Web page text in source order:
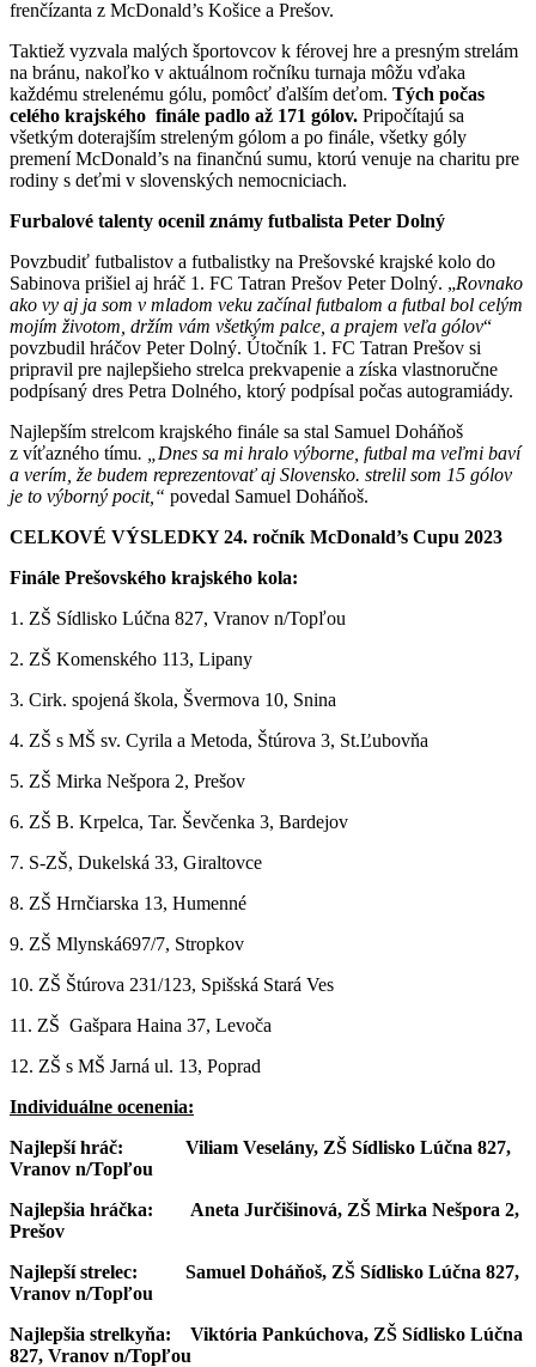
frenčízanta z McDonald’s Košice a Prešov.
Taktiež vyzvala malých športovcov k férovej hre a presným strelám
na bránu, nakoľko v aktuálnom ročníku turnaja môžu vďaka
každému strelenému gólu, pomôcť ďalším deťom. Tých počas
celého krajského finále padlo až 171 gólov. Pripočítajú sa
všetkým doterajším streleným gólom a po finále, všetky góly
premení McDonald’s na finančnú sumu, ktorú venuje na charitu pre
rodiny s deťmi v slovenských nemocniciach.
Furbalové talenty ocenil známy futbalista Peter Dolný
Povzbudiť futbalistov a futbalistky na Prešovské krajské kolo do
Sabinova prišiel aj hráč 1. FC Tatran Prešov Peter Dolný. „Rovnako
ako vy aj ja som v mladom veku začínal futbalom a futbal bol celým
mojím životom, držím vám všetkým palce, a prajem veľa gólov“
povzbudil hráčov Peter Dolný. Útočník 1. FC Tatran Prešov si
pripravil pre najlepšieho strelca prekvapenie a získa vlastnoručne
podpísaný dres Petra Dolného, ktorý podpísal počas autogramiády.
Najlepším strelcom krajského finále sa stal Samuel Doháňoš
z víťazného tímu. „Dnes sa mi hralo výborne, futbal ma veľmi baví
a verím, že budem reprezentovať aj Slovensko. strelil som 15 gólov
je to výborný pocit,“ povedal Samuel Doháňoš.
CELKOVÉ VÝSLEDKY 24. ročník McDonald’s Cupu 2023
Finále Prešovského krajského kola:
1. ZŠ Sídlisko Lúčna 827, Vranov n/Topľou
2. ZŠ Komenského 113, Lipany
3. Cirk. spojená škola, Švermova 10, Snina
4. ZŠ s MŠ sv. Cyrila a Metoda, Štúrova 3, St.Ľubovňa
5. ZŠ Mirka Nešpora 2, Prešov
6. ZŠ B. Krpelca, Tar. Ševčenka 3, Bardejov
7. S-ZŠ, Dukelská 33, Giraltovce
8. ZŠ Hrnčiarska 13, Humenné
9. ZŠ Mlynská697/7, Stropkov
10. ZŠ Štúrova 231/123, Spišská Stará Ves
11. ZŠ Gašpara Haina 37, Levoča
12. ZŠ s MŠ Jarná ul. 13, Poprad
Individuálne ocenenia:
Najlepší hráč: Viliam Veselány, ZŠ Sídlisko Lúčna 827,
Vranov n/Topľou
Najlepšia hráčka: Aneta Jurčišinová, ZŠ Mirka Nešpora 2,
Prešov
Najlepší strelec: Samuel Doháňoš, ZŠ Sídlisko Lúčna 827,
Vranov n/Topľou
Najlepšia strelkyňa: Viktória Pankúchova, ZŠ Sídlisko Lúčna
827, Vranov n/Topľou